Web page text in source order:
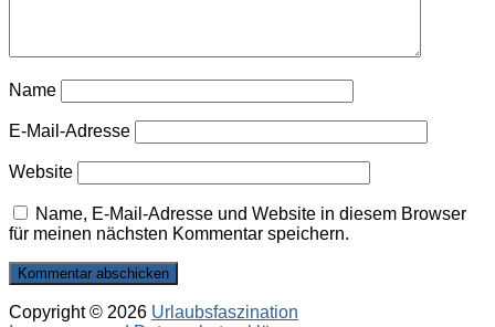
Name
E-Mail-Adresse
Website
Name, E-Mail-Adresse und Website in diesem Browser
für meinen nächsten Kommentar speichern.
Copyright © 2026 Urlaubsfaszination